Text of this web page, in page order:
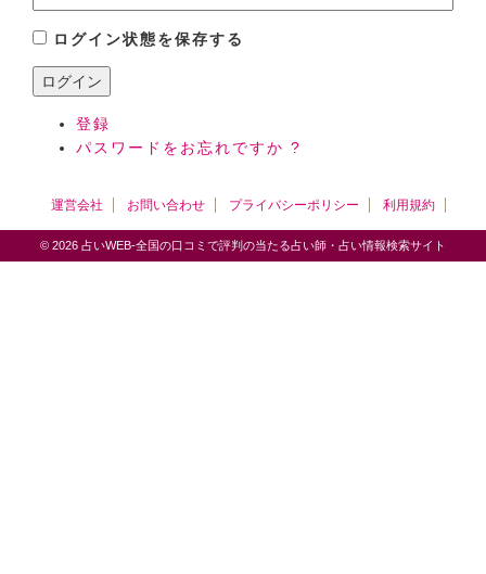
ログイン状態を保存する
ログイン
登録
パスワードをお忘れですか ?
運営会社 お問い合わせ プライバシーポリシー 利用規約
© 2026 占いWEB-全国の口コミで評判の当たる占い師・占い情報検索サイト